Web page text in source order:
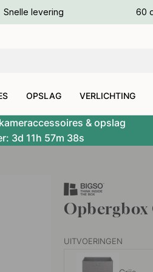
Snelle levering 60
OPSLAG VERLICHTING
& opslag
3d 11h 57m 37s
Opbergbox
UITVOERINGEN